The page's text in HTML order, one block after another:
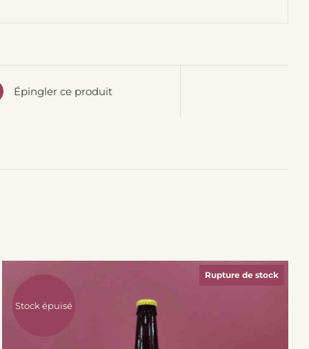
Épingler ce produit
Stock épuisé
Rupture de stock